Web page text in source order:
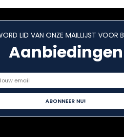
metallic
LID VAN ONZE MAILLIJST VOOR
Aanbiedingen